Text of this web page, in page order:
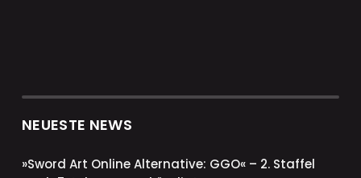
NEUESTE NEWS
»Sword Art Online Alternative: GGO« – 2. Staffel